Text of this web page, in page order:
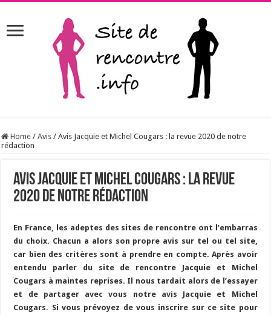
Home / Avis / Avis Jacquie et Michel Cougars : la revue 2020 de notre
rédaction
Avis Jacquie et Michel Cougars : la revue
2020 de notre rédaction
En France, les adeptes des sites de rencontre ont l’embarras
du choix. Chacun a alors son propre avis sur tel ou tel site,
car bien des critères sont à prendre en compte. Après avoir
entendu parler du site de rencontre Jacquie et Michel
Cougars à maintes reprises. Il nous tardait alors de l’essayer
et de partager avec vous notre avis Jacquie et Michel
Cougars. Si vous prévoyez de vous inscrire sur ce site pour